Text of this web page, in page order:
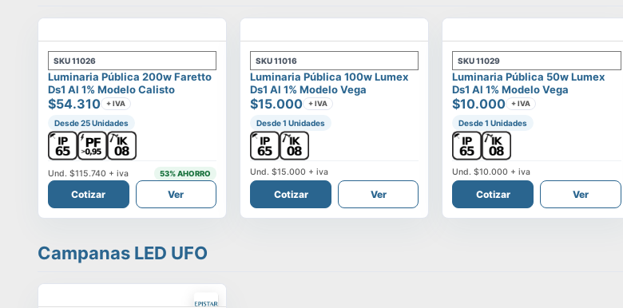
SKU11026
Luminaria Pública 200w Faretto
Ds1 Al 1% Modelo Calisto
$54.310 + IVA
Desde 25 Unidades
Und.$115.740 + iva 53% AHORRO
Cotizar Ver
SKU11016
Luminaria Pública 100w Lumex
Ds1 Al 1% Modelo Vega
$15.000 + IVA
Desde 1 Unidades
Und.$15.000 + iva
Cotizar Ver
SKU11029
Luminaria Pública 50w Lumex
Ds1 Al 1% Modelo Vega
$10.000 + IVA
Desde 1 Unidades
Und.$10.000 + iva
Cotizar Ver
Campanas LED UFO